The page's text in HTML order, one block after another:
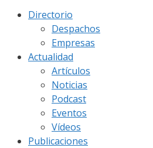
Directorio
Despachos
Empresas
Actualidad
Artículos
Noticias
Podcast
Eventos
Vídeos
Publicaciones